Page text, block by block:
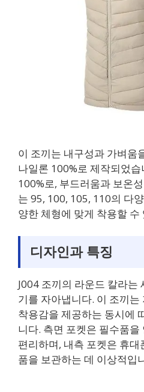
이 조끼는 내구성과 가벼움
나일론 100%로 제작되었
100%로, 부드러움과 보온
는 95, 100, 105, 110의 다
양한 체형에 맞게 착용할 수
디자인과 특징
J004 조끼의 라운드 칼라는
기를 자아냅니다. 이 조끼
착용감을 제공하는 동시에
니다. 측면 포켓은 필수품
편리하며, 내측 포켓은 휴
품을 보관하는 데 이상적입